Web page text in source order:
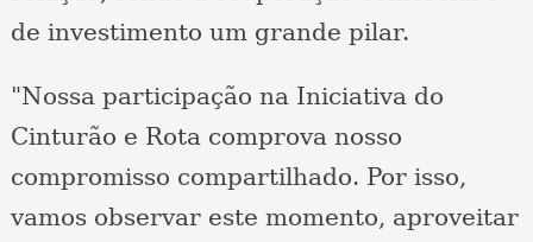
de investimento um grande pilar.
"Nossa participação na Iniciativa do
Cinturão e Rota comprova nosso
compromisso compartilhado. Por isso,
vamos observar este momento, aproveitar